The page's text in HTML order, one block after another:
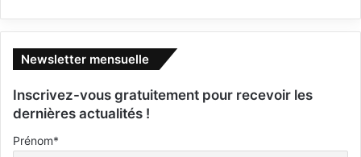
Newsletter mensuelle
Inscrivez-vous gratuitement pour recevoir les
dernières actualités !
Prénom*